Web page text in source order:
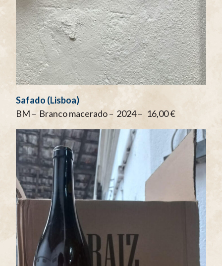
Safado (Lisboa)
BM – Branco macerado – 2024 – 16,00 €